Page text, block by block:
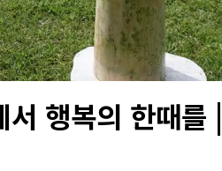
행복의 한때를